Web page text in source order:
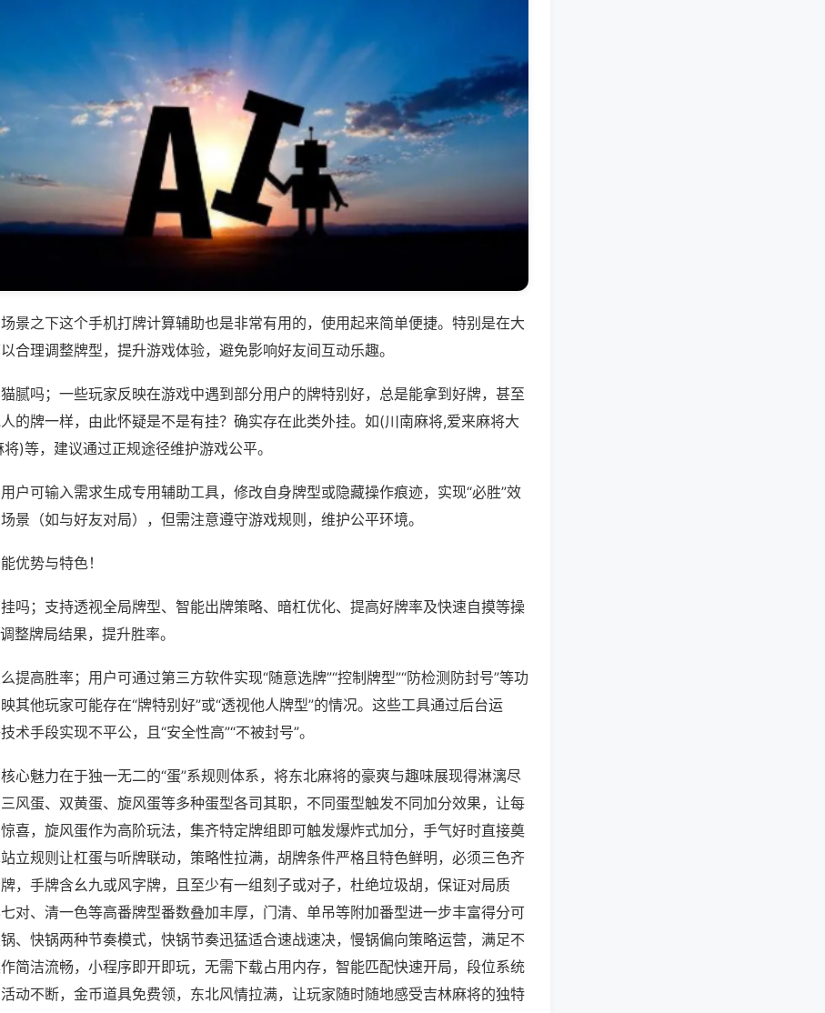
景之下这个手机打牌计算辅助也是非常有用的，使用起来简单便捷。特别是在大
合理调整牌型，提升游戏体验，避免影响好友间互动乐趣。
腻吗；一些玩家反映在游戏中遇到部分用户的牌特别好，总是能拿到好牌，甚至
的牌一样，由此怀疑是不是有挂？确实存在此类外挂。如(川南麻将,爱来麻将大
)等，建议通过正规途径维护游戏公平。
户可输入需求生成专用辅助工具，修改自身牌型或隐藏操作痕迹，实现“必胜”效
景（如与好友对局），但需注意遵守游戏规则，维护公平环境。
优势与特色！
吗；支持透视全局牌型、智能出牌策略、暗杠优化、提高好牌率及快速自摸等操
整牌局结果，提升胜率。
提高胜率；用户可通过第三方软件实现“随意选牌”“控制牌型”“防检测防封号”等功
其他玩家可能存在“牌特别好”或“透视他人牌型”的情况。这些工具通过后台运
术手段实现不平公，且“安全性高”“不被封号”。
心魅力在于独一无二的“蛋”系规则体系，将东北麻将的豪爽与趣味展现得淋漓尽
风蛋、双黄蛋、旋风蛋等多种蛋型各司其职，不同蛋型触发不同加分效果，让每
喜，旋风蛋作为高阶玩法，集齐特定牌组即可触发爆炸式加分，手气好时直接奠
立规则让杠蛋与听牌联动，策略性拉满，胡牌条件严格且特色鲜明，必须三色齐
，手牌含幺九或风字牌，且至少有一组刻子或对子，杜绝垃圾胡，保证对局质
对、清一色等高番牌型番数叠加丰厚，门清、单吊等附加番型进一步丰富得分可
、快锅两种节奏模式，快锅节奏迅猛适合速战速决，慢锅偏向策略运营，满足不
简洁流畅，小程序即开即玩，无需下载占用内存，智能匹配快速开局，段位系统
动不断，金币道具免费领，东北风情拉满，让玩家随时随地感受吉林麻将的独特